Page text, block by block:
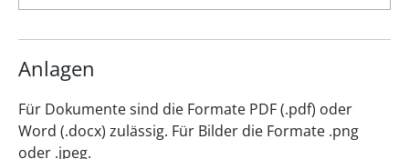
Anlagen
Für Dokumente sind die Formate PDF (.pdf) oder
Word (.docx) zulässig. Für Bilder die Formate .png
oder .jpeg.